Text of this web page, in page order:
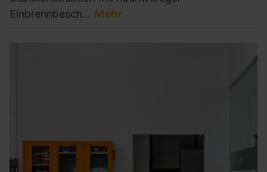
Einbrennbesch… Mehr